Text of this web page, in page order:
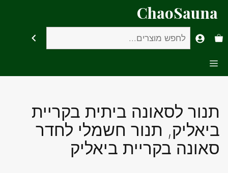
לתוכןChaoSauna
Menu
חיפוש
תנור לסאונה ביתית בקריית
ביאליק, תנור חשמלי לחדר
סאונה בקריית ביאליק